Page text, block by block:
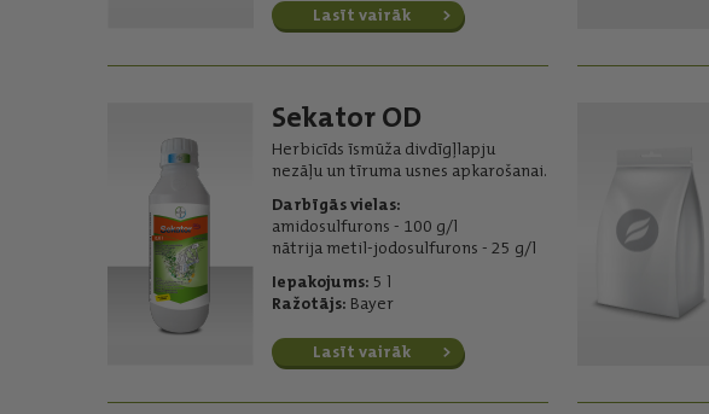
Lasīt vairāk
Sekator OD
Herbicīds īsmūža divdīgļlapju
nezāļu un tīruma usnes apkarošanai.
Darbīgās vielas:
amidosulfurons - 100 g/l
nātrija metil-jodosulfurons - 25 g/l
Iepakojums: 5 l
Ražotājs: Bayer
Lasīt vairāk